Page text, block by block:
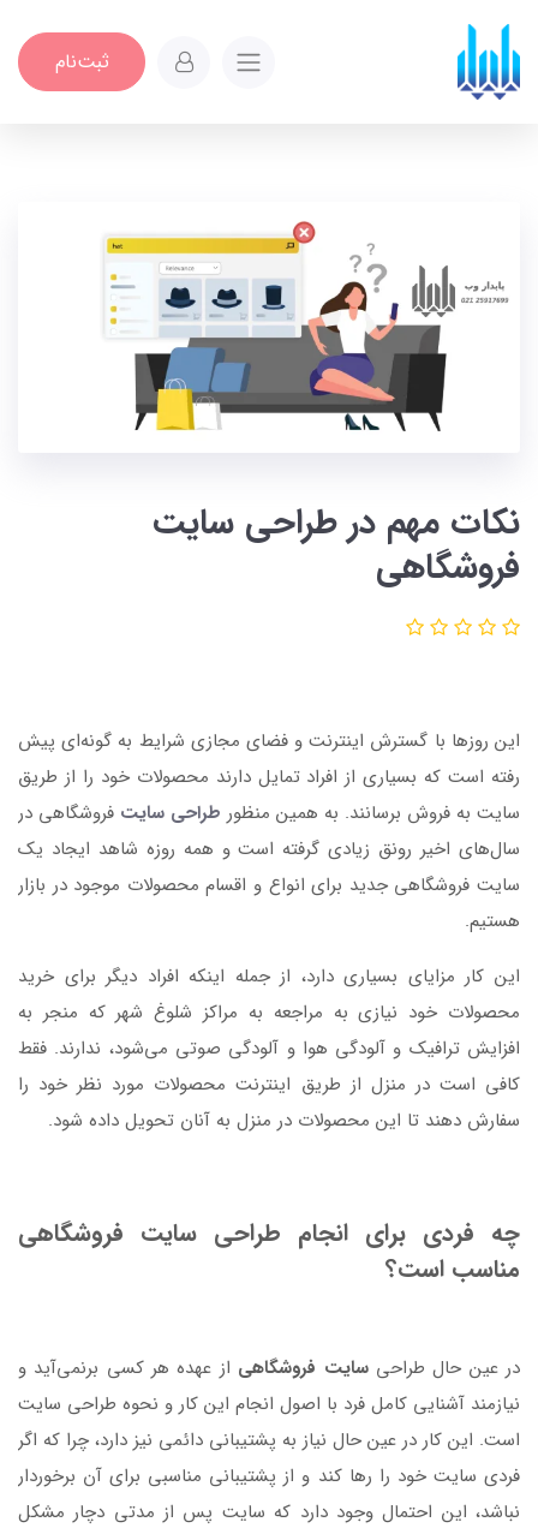
ثبت‌نام
نکات مهم در طراحی سایت
فروشگاهی
این روزها با گسترش اینترنت و فضای مجازی شرایط به گونه‌ای پیش
رفته است که بسیاری از افراد تمایل دارند محصولات خود را از طریق
سایت به فروش برسانند. به همین منظور طراحی سایت فروشگاهی در
سال‌های اخیر رونق زیادی گرفته است و همه روزه شاهد ایجاد یک
سایت فروشگاهی جدید برای انواع و اقسام محصولات موجود در بازار
هستیم.
این کار مزایای بسیاری دارد، از جمله اینکه افراد دیگر برای خرید
محصولات خود نیازی به مراجعه به مراکز شلوغ شهر که منجر به
افزایش ترافیک و آلودگی هوا و آلودگی صوتی می‌شود، ندارند. فقط
کافی است در منزل از طریق اینترنت محصولات مورد نظر خود را
سفارش دهند تا این محصولات در منزل به آنان تحویل داده شود.
چه فردی برای انجام طراحی سایت فروشگاهی
مناسب است؟
در عین حال طراحیسایت فروشگاهی از عهده هر کسی برنمی‌آید و
نیازمند آشنایی کامل فرد با اصول انجام این کار و نحوه طراحی سایت
است. این کار در عین حال نیاز به پشتیبانی دائمی نیز دارد، چرا که اگر
فردی سایت خود را رها کند و از پشتیبانی مناسبی برای آن برخوردار
نباشد، این احتمال وجود دارد که سایت پس از مدتی دچار مشکل